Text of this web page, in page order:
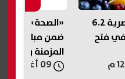
تجاوز الصادرات الزراعية المصرية 6.2
فتح
ضمن مبادرة
المزمنة